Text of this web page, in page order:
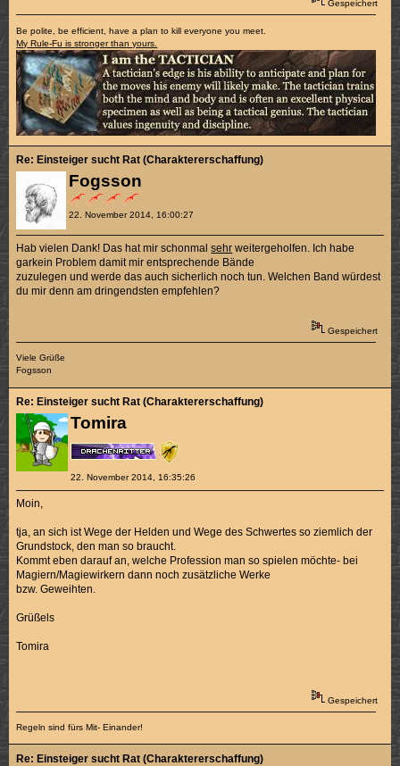
Gespeichert
Be polite, be efficient, have a plan to kill everyone you meet.
My Rule-Fu is stronger than yours.
Fogsson
22. November 2014, 16:00:27
Re: Einsteiger sucht Rat (Charaktererschaffung)
Hab vielen Dank! Das hat mir schonmalsehr weitergeholfen. Ich habe
garkein Problem damit mir entsprechende Bände
zuzulegen und werde das auch sicherlich noch tun. Welchen Band würdest
du mir denn am dringendsten empfehlen?
Gespeichert
Viele Grüße
Fogsson
Tomira
22. November 2014, 16:35:26
Re: Einsteiger sucht Rat (Charaktererschaffung)
Moin,
tja, an sich ist Wege der Helden und Wege des Schwertes so ziemlich der
Grundstock, den man so braucht.
Kommt eben darauf an, welche Profession man so spielen möchte- bei
Magiern/Magiewirkern dann noch zusätzliche Werke
bzw. Geweihten.
Grüßels
Tomira
Gespeichert
Regeln sind fürs Mit- Einander!
Re: Einsteiger sucht Rat (Charaktererschaffung)